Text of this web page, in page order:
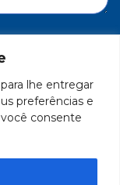
lhe entregar
preferências e
consente